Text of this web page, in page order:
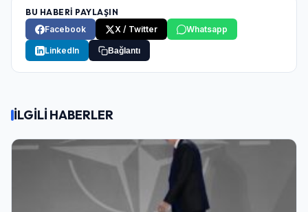
BU HABERİ PAYLAŞIN
Facebook
X / Twitter Whatsapp
LinkedIn Bağlantı
İLGİLİ HABERLER